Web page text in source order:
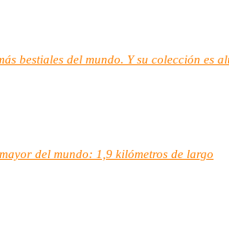
bestiales del mundo. Y su colección es
del mundo: 1,9 kilómetros de largo